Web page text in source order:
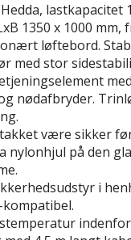
lastkapacitet
1350 x 1000 mm,
løftebord.
med stor
nødafbryder.
være sikker
nylonhjul på den
i
kompatibel.
indenfor